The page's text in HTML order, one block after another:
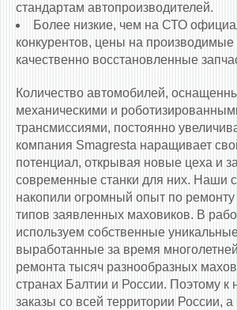
стандартам автопроизводителей.
Более низкие, чем на СТО
конкурентов, цены на
качественно восстановленные
Количество автомобилей,
механическими и
трансмиссиями, постоянно
компания Smagresta наращивает
потенциал, открывая новые цеха и
современные станки для них. Наши
накопили огромный опыт по ремонту
типов заявленных маховиков. В
используем собственные
выработанные за время
ремонта тысяч разнообразных
странах Балтии и России. Поэтому к
заказы со всей территории России, а